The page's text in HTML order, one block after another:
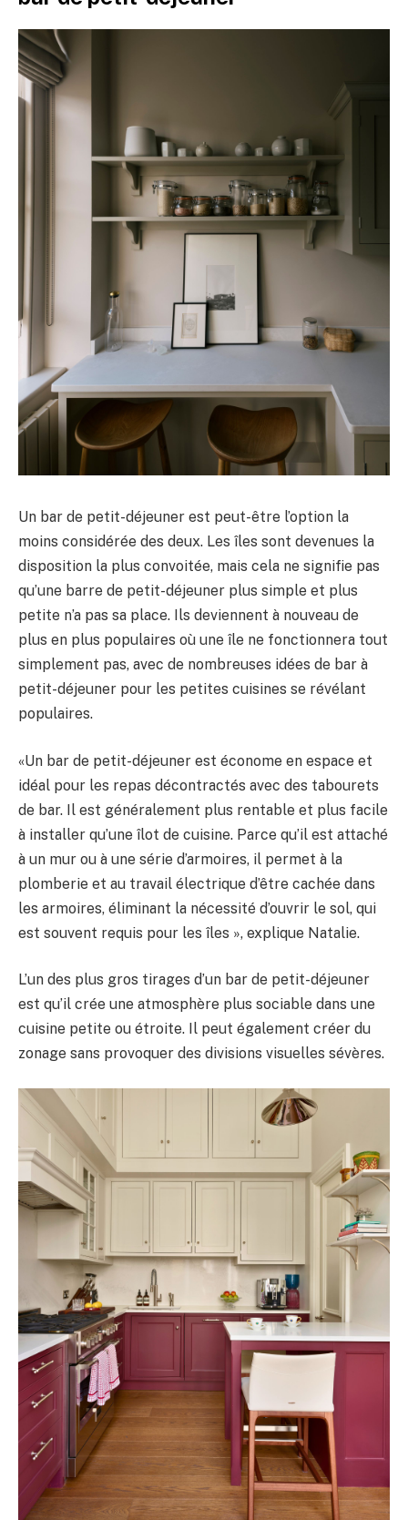
Un bar de petit-déjeuner est peut-être l’option la
moins considérée des deux. Les îles sont devenues la
disposition la plus convoitée, mais cela ne signifie pas
qu’une barre de petit-déjeuner plus simple et plus
petite n’a pas sa place. Ils deviennent à nouveau de
plus en plus populaires où une île ne fonctionnera tout
simplement pas, avec de nombreuses idées de bar à
petit-déjeuner pour les petites cuisines se révélant
populaires.
«Un bar de petit-déjeuner est économe en espace et
idéal pour les repas décontractés avec des tabourets
de bar. Il est généralement plus rentable et plus facile
à installer qu’une îlot de cuisine. Parce qu’il est attaché
à un mur ou à une série d’armoires, il permet à la
plomberie et au travail électrique d’être cachée dans
les armoires, éliminant la nécessité d’ouvrir le sol, qui
est souvent requis pour les îles », explique Natalie.
L’un des plus gros tirages d’un bar de petit-déjeuner
est qu’il crée une atmosphère plus sociable dans une
cuisine petite ou étroite. Il peut également créer du
zonage sans provoquer des divisions visuelles sévères.